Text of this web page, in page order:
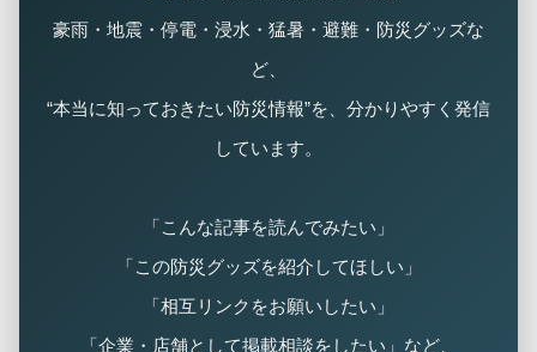
豪雨・地震・停電・浸水・猛暑・避難・防災グッズな
ど、
“本当に知っておきたい防災情報”を、分かりやすく発信
しています。
「こんな記事を読んでみたい」
「この防災グッズを紹介してほしい」
「相互リンクをお願いしたい」
「企業・店舗として掲載相談をしたい」など、